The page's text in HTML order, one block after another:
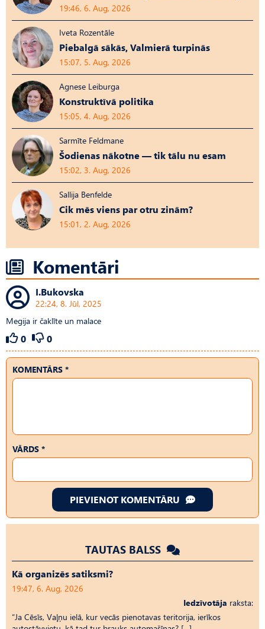
19:46, 6. Aug, 2026
Iveta Rozentāle
Piebalgā sākās, Valmierā turpinās
15:07, 5. Aug, 2026
Agnese Leiburga
Konstruktīvā politika
15:05, 4. Aug, 2026
Sarmīte Feldmane
Šodienas nākotne — tik tālu nu esam
15:02, 3. Aug, 2026
Sallija Benfelde
Cik mēs viens par otru zinām?
15:01, 2. Aug, 2026
Komentāri
I.Bukovska
22:24, 8. Jūl, 2025
Megija ir čaklīte un malace
0 0
KOMENTĀRS *
VĀRDS *
PIEVIENOT KOMENTĀRU
TAUTAS BALSS
Kā organizēs satiksmi?
19:47, 6. Aug, 2026
Iedzīvotāja raksta:
“Ja Cēsīs, Vaļņu ielā, kur vecās pienotavas teritorija, ierīkos